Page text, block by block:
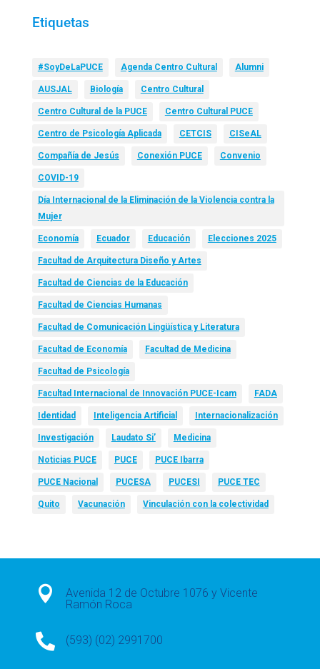
Etiquetas
#SoyDeLaPUCE Agenda Centro Cultural Alumni
AUSJAL Biología Centro Cultural
Centro Cultural de la PUCE Centro Cultural PUCE
Centro de Psicología Aplicada CETCIS CISeAL
Compañía de Jesús Conexión PUCE Convenio
COVID-19
Día Internacional de la Eliminación de la Violencia contra la
Mujer
Economía Ecuador Educación Elecciones 2025
Facultad de Arquitectura Diseño y Artes
Facultad de Ciencias de la Educación
Facultad de Ciencias Humanas
Facultad de Comunicación Lingüística y Literatura
Facultad de Economía Facultad de Medicina
Facultad de Psicología
Facultad Internacional de Innovación PUCE-Icam FADA
Identidad Inteligencia Artificial Internacionalización
Investigación Laudato Si’ Medicina
Noticias PUCE PUCE PUCE Ibarra
PUCE Nacional PUCESA PUCESI PUCE TEC
Quito Vacunación Vinculación con la colectividad

Avenida 12 de Octubre 1076 y Vicente
Ramón Roca
 (593) (02) 2991700